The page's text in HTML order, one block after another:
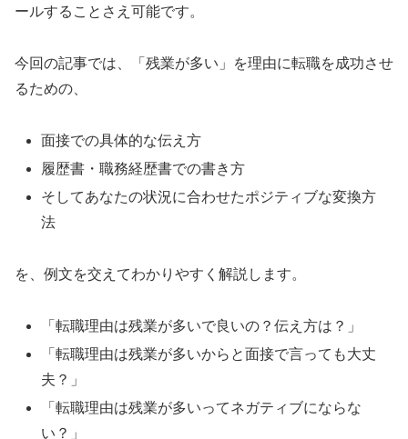
ールすることさえ可能です。
今回の記事では、「残業が多い」を理由に転職を成功させ
るための、
面接での具体的な伝え方
履歴書・職務経歴書での書き方
そしてあなたの状況に合わせたポジティブな変換方
法
を、例文を交えてわかりやすく解説します。
「転職理由は残業が多いで良いの？伝え方は？」
「転職理由は残業が多いからと面接で言っても大丈
夫？」
「転職理由は残業が多いってネガティブにならな
い？」